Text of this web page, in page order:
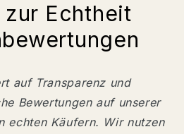
Echtheit
auf Transparenz und
Bewertungen auf unserer
echten Käufern. Wir nutzen